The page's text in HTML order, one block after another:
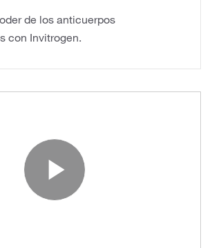
de los anticuerpos
con Invitrogen.
Play